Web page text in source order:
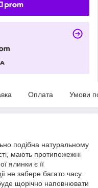
Оплата Умови
подібна натуральному
мають протипожежні
ялинки є її
не забере багато часу.
щорічно наповнювати